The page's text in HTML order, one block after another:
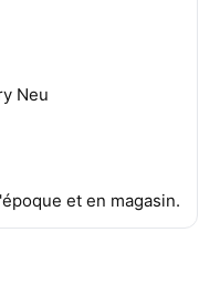
Neu
et en magasin.